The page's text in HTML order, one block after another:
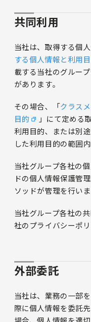
共同利用
当社は、取得する個
する個人情報と利用
載する当社のグルー
があります。
その場合、「クラス
目的
」にて定める
利用目的、または別
した利用目的の範囲
当社グループ各社の
ドの個人情報保護管
ソッドが管理を行いま
当社グループ各社の
社のプライバシーポ
外部委託
当社は、業務の一部
際に個人情報を委託